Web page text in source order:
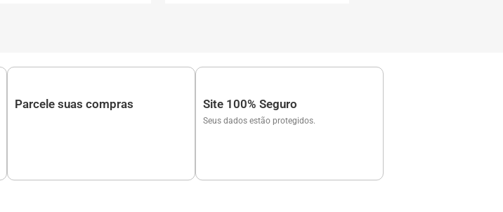
Parcele suas compras Site 100% Seguro
Seus dados estão protegidos.